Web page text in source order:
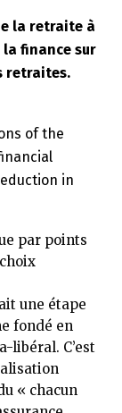
la retraite à
la finance sur
retraites.
of the
in
par points
une étape
fondé en
libéral. C’est
« chacun